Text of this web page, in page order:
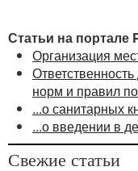
Статьи на портале
Организация
норм и правил
...о санитарных
...о введении в
Свежие статьи